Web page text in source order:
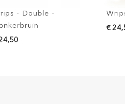
Wrips - Double - Bruin